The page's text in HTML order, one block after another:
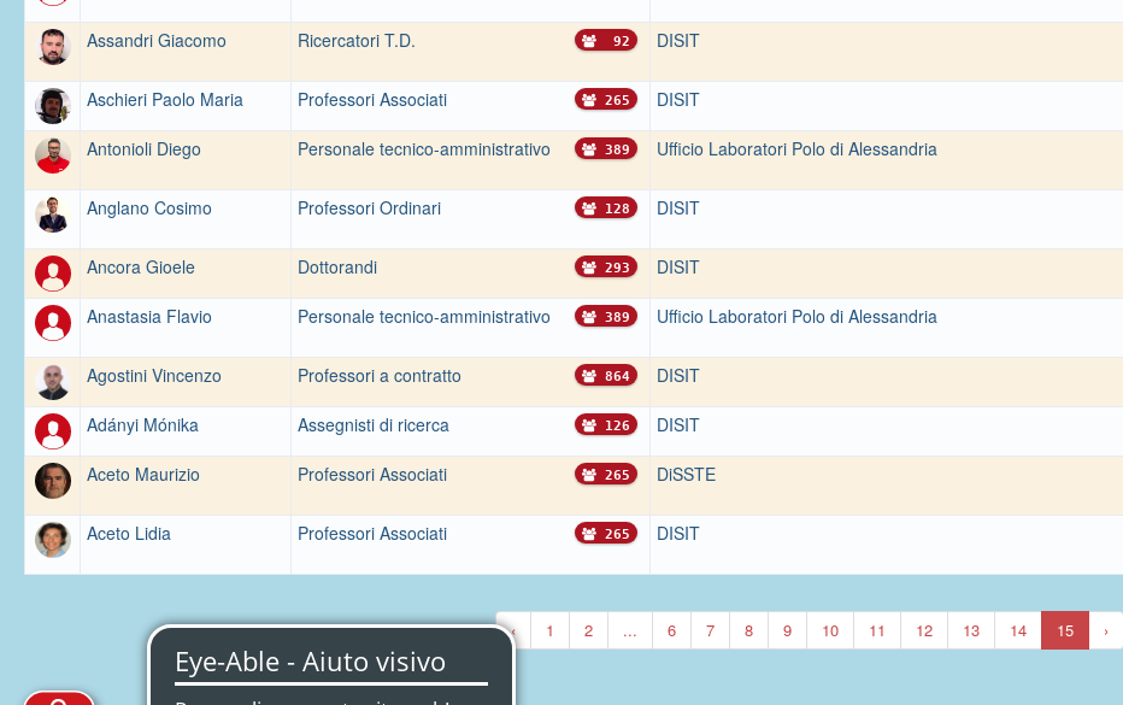
Assandri Giacomo
Ricercatori T.D. 92 DISIT
Aschieri Paolo Maria
Professori Associati 265 DISIT
Antonioli Diego Personale tecnico-amministrativo 389 Ufficio Laboratori Polo di Alessandria
Anglano Cosimo
Professori Ordinari 128 DISIT
Ancora Gioele
Dottorandi 293 DISIT
Anastasia Flavio Personale tecnico-amministrativo 389 Ufficio Laboratori Polo di Alessandria
Agostini Vincenzo
Professori a contratto 864 DISIT
Adányi Mónika Assegnisti di ricerca 126 DISIT
Aceto Maurizio Professori Associati 265 DiSSTE
Aceto Lidia
Professori Associati 265 DISIT
‹ 1 2 ... 6 7 8 9 10 11 12 13 14 15 ›